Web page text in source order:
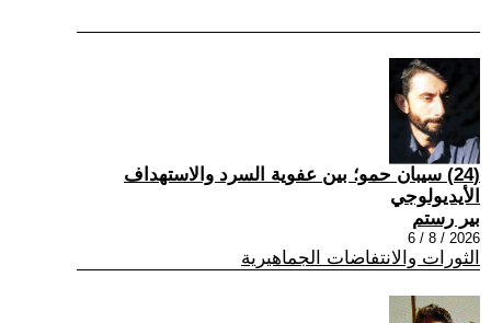
(24) سيبان حمو؛ بين عفوية السرد والاستهداف
الأيديولوجي
بير رستم
2026 / 8 / 6
الثورات والانتفاضات الجماهيرية